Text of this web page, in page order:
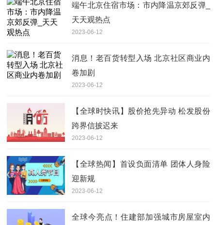
端午北京住宿市场：市内降温京郊反弹_
天天观热点
2023-06-12
消息！老百货转型入场 北京社区商业内
卷加剧
2023-06-12
【全球时快讯】股价抢先异动 松发股份
跨界信披迟来
2023-06-12
【全球热闻】首设负面清单 团体人身险
迎新规
2023-06-12
全球今亮点！住建部加强城市房屋室内